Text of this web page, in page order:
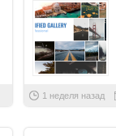
1 неделя назад
Вход